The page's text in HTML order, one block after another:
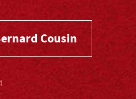
Cousin